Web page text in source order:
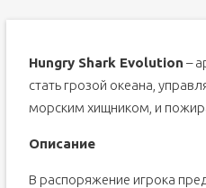
Hungry Shark Evolution –
стать грозой океана,
морским хищником, и
Описание
В распоряжение игрока